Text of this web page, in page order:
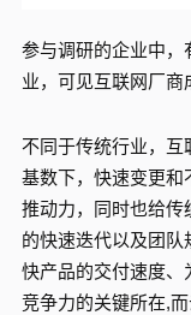
参与调研的企业中，
业，可见互联网厂商
不同于传统行业，互
基数下，快速变更和
推动力，同时也给传
的快速迭代以及团
快产品的交付速度、
竞争力的关键所在,